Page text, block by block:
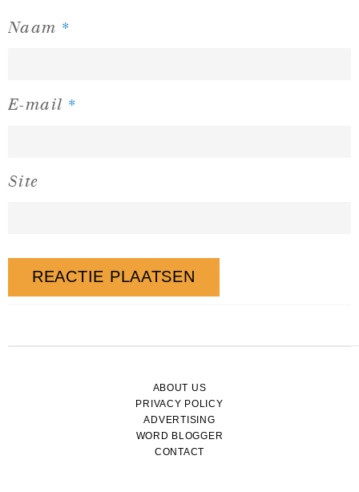
Naam *
E-mail *
Site
ABOUT US
PRIVACY POLICY
ADVERTISING
WORD BLOGGER
CONTACT